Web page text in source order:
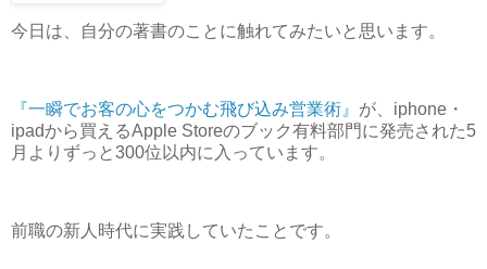
今日は、自分の著書のことに触れてみたいと思います。
『一瞬でお客の心をつかむ飛び込み営業術』 が、iphone・
ipadから買えるApple Storeのブック有料部門に発売された5
月よりずっと300位以内に入っています。
前職の新人時代に実践していたことです。